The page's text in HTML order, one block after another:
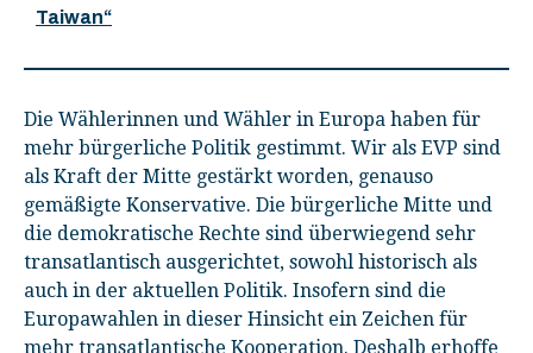
Taiwan“
Die Wählerinnen und Wähler in Europa haben für
mehr bürgerliche Politik gestimmt. Wir als EVP sind
als Kraft der Mitte gestärkt worden, genauso
gemäßigte Konservative. Die bürgerliche Mitte und
die demokratische Rechte sind überwiegend sehr
transatlantisch ausgerichtet, sowohl historisch als
auch in der aktuellen Politik. Insofern sind die
Europawahlen in dieser Hinsicht ein Zeichen für
mehr transatlantische Kooperation. Deshalb erhoffe